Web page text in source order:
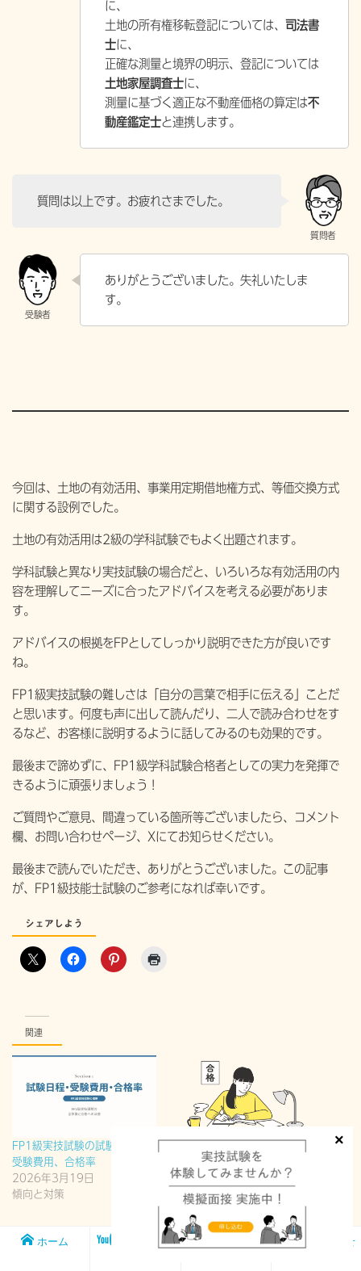
に、
土地の所有権移転登記については、 司法書
士に、
正確な測量と境界の明示、登記については
土地家屋調査士に、
測量に基づく適正な不動産価格の算定は不
動産鑑定士と連携します。
質問は以上です。お疲れさまでした。
ありがとうございました。失礼いたしま
す。
今回は、土地の有効活用、事業用定期借地権方式、等価交換方式
に関する設例でした。
土地の有効活用は2級の学科試験でもよく出題されます。
学科試験と異なり実技試験の場合だと、いろいろな有効活用の内
容を理解してニーズに合ったアドバイスを考える必要がありま
す。
アドバイスの根拠をFPとしてしっかり説明できた方が良いです
ね。
FP1級実技試験の難しさは「自分の言葉で相手に伝える」ことだ
と思います。何度も声に出して読んだり、二人で読み合わせをす
るなど、お客様に説明するように話してみるのも効果的です。
最後まで諦めずに、FP1級学科試験合格者としての実力を発揮で
きるように頑張りましょう！
ご質問やご意見、間違っている箇所等ございましたら、コメント
欄、お問い合わせページ、Xにてお知らせください。
最後まで読んでいただき、ありがとうございました。この記事
が、FP1級技能士試験のご参考になれば幸いです。
シェアしよう
関連
FP1級実技試験の試験日程、
受験費用、合格率
2026年3月19日
傾向と対策
格を目指しませんか？ 難易
度編
2026年4月17日
ホーム
メンバー
FP1級実技試
お問い合わせ